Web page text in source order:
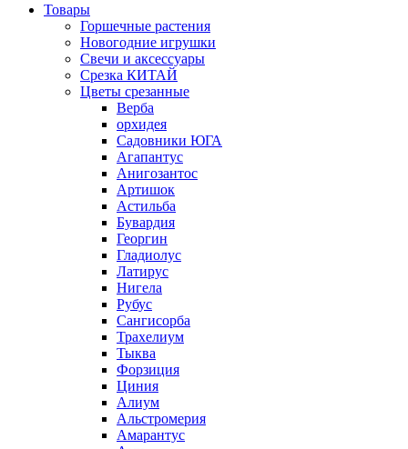
Товары
Горшечные растения
Новогодние игрушки
Свечи и аксессуары
Срезка КИТАЙ
Цветы срезанные
Верба
орхидея
Садовники ЮГА
Агапантус
Анигозантос
Артишок
Астильба
Бувардия
Георгин
Гладиолус
Латирус
Нигела
Рубус
Сангисорба
Трахелиум
Тыква
Форзиция
Циния
Алиум
Альстромерия
Амарантус